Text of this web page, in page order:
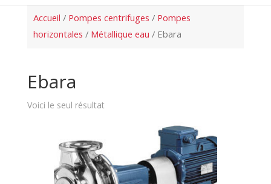
Accueil / Pompes centrifuges / Pompes
horizontales / Métallique eau / Ebara
Ebara
Voici le seul résultat